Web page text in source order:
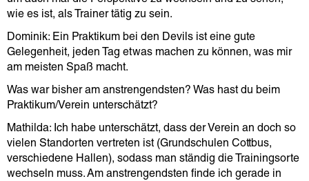
wie es ist, als Trainer tätig zu sein.
Dominik: Ein Praktikum bei den Devils ist eine gute
Gelegenheit, jeden Tag etwas machen zu können, was mir
am meisten Spaß macht.
Was war bisher am anstrengendsten? Was hast du beim
Praktikum/Verein unterschätzt?
Mathilda: Ich habe unterschätzt, dass der Verein an doch so
vielen Standorten vertreten ist (Grundschulen Cottbus,
verschiedene Hallen), sodass man ständig die Trainingsorte
wechseln muss. Am anstrengendsten finde ich gerade in